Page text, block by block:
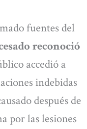
fuentes del
reconoció
accedió a
indebidas
después de
por las lesiones